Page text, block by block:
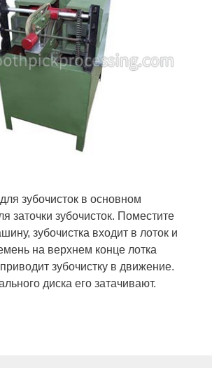
зубочисток в основном
заточки зубочисток. Поместите
зубочистка входит в лоток и
на верхнем конце лотка
зубочистку в движение.
диска его затачивают.